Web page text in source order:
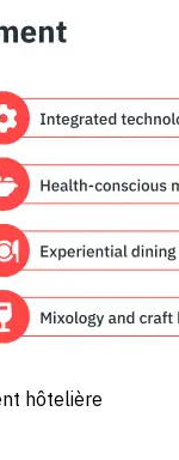
hôtelière